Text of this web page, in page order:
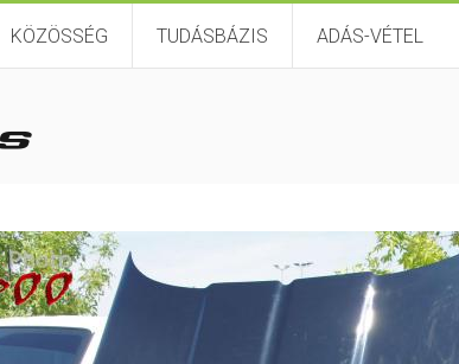
KÖZÖSSÉG TUDÁSBÁZIS ADÁS-VÉTEL